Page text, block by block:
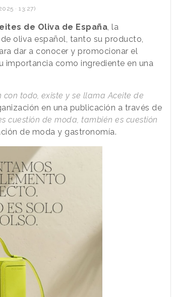
· 13:27)
de Oliva de España, la
oliva español, tanto su producto,
dar a conocer y promocionar el
importancia como ingrediente en una
todo, existe y se llama Aceite de
en una publicación a través de
cuestión de moda, también es cuestión
de moda y gastronomía.